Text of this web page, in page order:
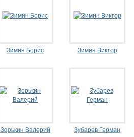
Зимин Борис Зимин Виктор
Зорькин Валерий Зубарев Герман